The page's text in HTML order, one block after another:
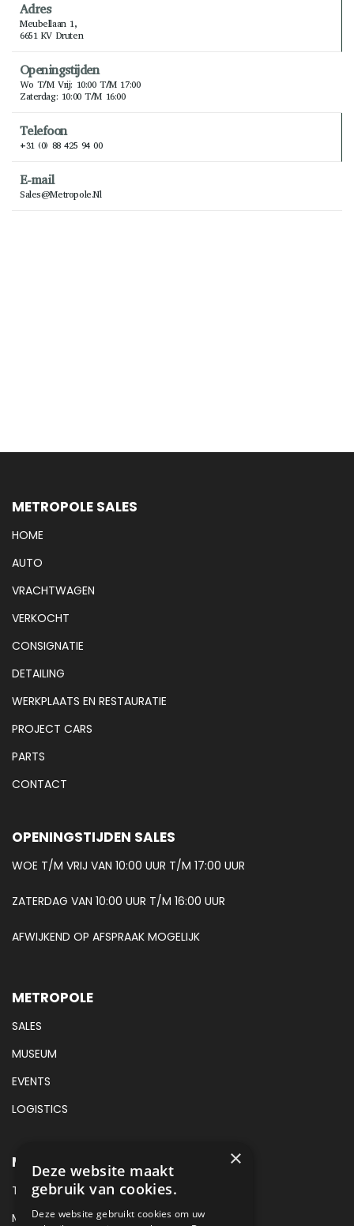
Adres
Meubellaan 1,
6651 KV Druten
Openingstijden
Wo T/m Vrij: 10:00 T/m 17:00
Zaterdag: 10:00 T/m 16:00
Telefoon
+31 (0) 88 425 94 00
E-mail
Sales@metropole.nl
METROPOLE SALES
HOME
AUTO
VRACHTWAGEN
VERKOCHT
CONSIGNATIE
DETAILING
WERKPLAATS EN RESTAURATIE
PROJECT CARS
PARTS
CONTACT
OPENINGSTIJDEN SALES
WOE T/M VRIJ VAN 10:00 UUR T/M 17:00 UUR
ZATERDAG VAN 10:00 UUR T/M 16:00 UUR
AFWIJKEND OP AFSPRAAK MOGELIJK
METROPOLE
SALES
MUSEUM
EVENTS
LOGISTICS
METROPOLE SALES CONTACT
TEL:+31 (0) 88 425 94 00
MAIL:SALES@METROPOLE.NL
×
Deze website maakt
gebruik van cookies.
Deze website gebruikt cookies om uw